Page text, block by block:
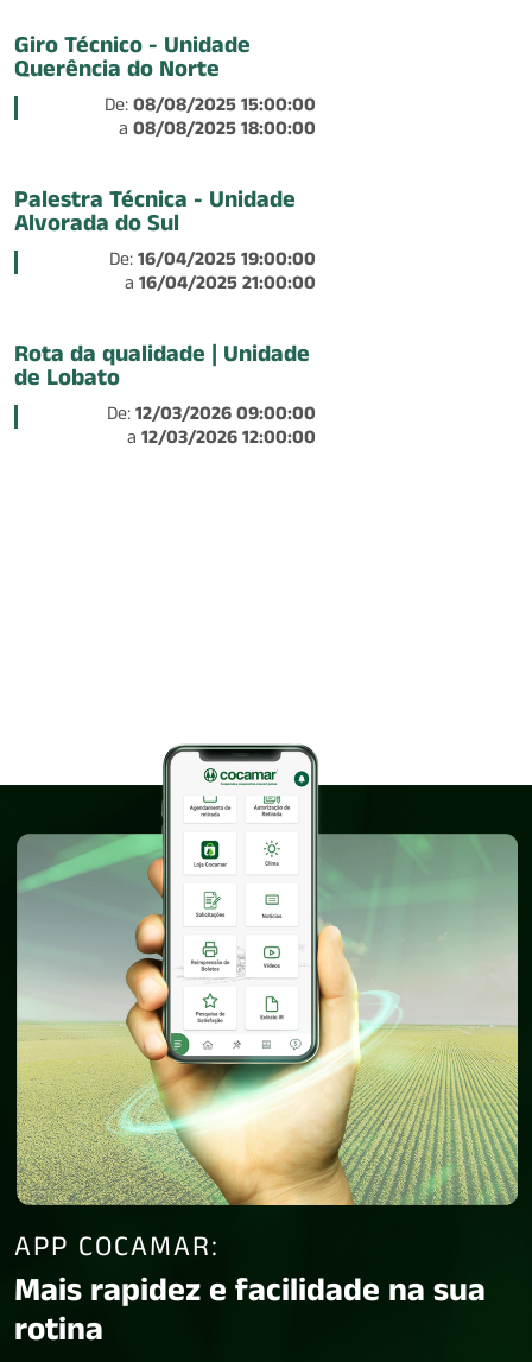
Giro Técnico - Unidade
Querência do Norte
De:08/08/2025 15:00:00
a08/08/2025 18:00:00
Palestra Técnica - Unidade
Alvorada do Sul
De:16/04/2025 19:00:00
a16/04/2025 21:00:00
Rota da qualidade | Unidade
de Lobato
De:12/03/2026 09:00:00
a12/03/2026 12:00:00
APP COCAMAR:
Mais rapidez e facilidade na sua
rotina